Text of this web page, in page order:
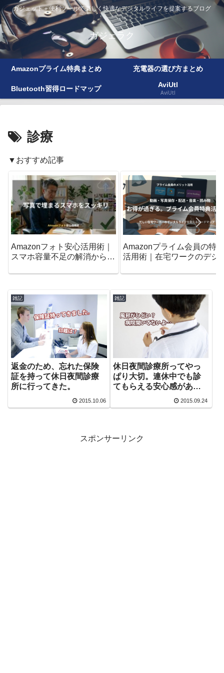
ガジェット＋便利ツールで楽しく快適なデジタルライフを提案するブログ
ガジェラク
Amazonプライム特典まとめ 充電器の選び方まとめ
Bluetooth習得ロードマップ AviUtl
AviUtl
診療
▼おすすめ記事
Amazonフォト安心活用術｜
スマホ容量不足の解消から削
Amazonプライム会員の特典
活用術｜在宅ワークのデジ
プ
雑記
返金のため、忘れた保険
証を持って休日夜間診療
所に行ってきた。
2015.10.06
雑記
休日夜間診療所ってやっ
ぱり大切。連休中でも診
てもらえる安心感があっ
2015.09.24
スポンサーリンク